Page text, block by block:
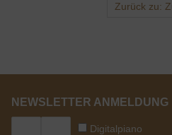
Zurück zu:
NEWSLETTER ANMELDUNG
Digitalpiano